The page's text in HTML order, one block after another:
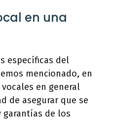
en una
específicas del
mencionado, en
en general
de asegurar que se
garantías de los